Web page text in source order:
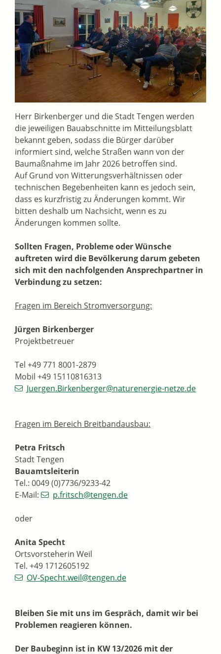
Herr Birkenberger und die Stadt Tengen werden
die jeweiligen Bauabschnitte im Mitteilungsblatt
bekannt geben, sodass die Bürger darüber
informiert sind, welche Straßen wann von der
Baumaßnahme im Jahr 2026 betroffen sind.
Auf Grund von Witterungsverhältnissen oder
technischen Begebenheiten kann es jedoch sein,
dass es kurzfristig zu Änderungen kommt. Wir
bitten deshalb um Nachsicht, wenn es zu
Änderungen kommen sollte.
Sollten Fragen, Probleme oder Wünsche
auftreten wird die Bevölkerung darum gebeten
sich mit den nachfolgenden Ansprechpartner in
Verbindung zu setzen:
Fragen im Bereich Stromversorgung:
Jürgen Birkenberger
Projektbetreuer
Tel +49 771 8001-2879
Mobil +49 15110816313
Juergen.Birkenberger@naturenergie-netze.de
Fragen im Bereich Breitbandausbau:
Petra Fritsch
Stadt Tengen
Bauamtsleiterin
Tel.: 0049 (0)7736/9233-42
E-Mail:
p.fritsch@tengen.de
oder
Anita Specht
Ortsvorsteherin Weil
Tel. +49 1712605192
OV-Specht.weil@tengen.de
Bleiben Sie mit uns im Gespräch, damit wir bei
Problemen reagieren können.
Der Baubeginn ist in KW 13/2026 mit der